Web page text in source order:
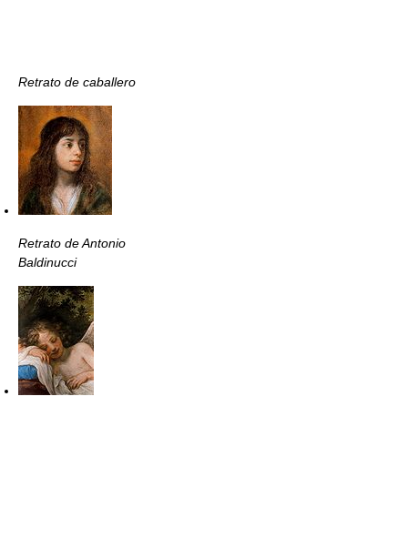
Retrato de caballero
Retrato de Antonio
Baldinucci